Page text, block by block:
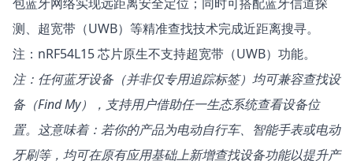
测、超宽带（UWB）等精准查找技术完成近距离搜寻。
注：nRF54L15 芯片原生不支持超宽带（UWB）功能。
注：任何蓝牙设备（并非仅专用追踪标签）均可兼容查找设
备（Find My），支持用户借助任一生态系统查看设备位
置。这意味着：若你的产品为电动自行车、智能手表或电动
牙刷等，均可在原有应用基础上新增查找设备功能以提升产